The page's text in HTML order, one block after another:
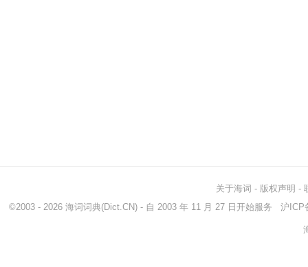
关于海词 - 版权声明 -
©2003 - 2026 海词词典(Dict.CN) - 自 2003 年 11 月 27 日开始服务 沪ICP